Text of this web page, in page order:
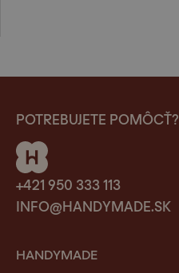
POTREBUJETE POMÔCŤ?
+421 950 333 113
INFO@HANDYMADE.SK
HANDYMADE